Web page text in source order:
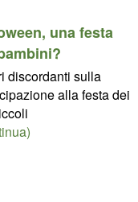
una festa
discordanti sulla
alla festa dei